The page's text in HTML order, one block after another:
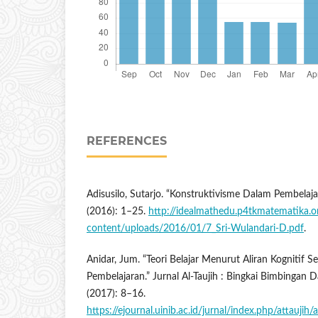
REFERENCES
Adisusilo, Sutarjo. “Konstruktivisme Dalam
(2016): 1–25. http://
content/uploads/2016/01/7_Sri-Wulandari-D.pdf.
Anidar, Jum. “Teori Belajar Menurut Aliran Kognitif
Pembelajaran.” Jurnal Al-Taujih : Bingkai Bimbingan
(2017): 8–16.
https://ejournal.uinib.ac.id/jurnal/index.php/